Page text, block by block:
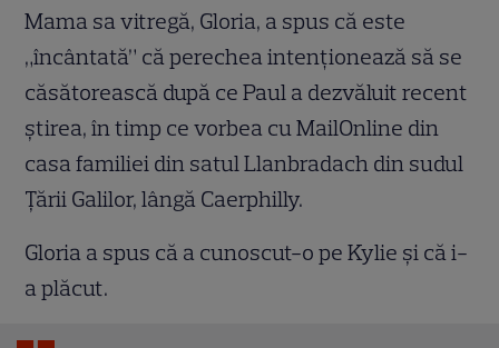
Mama sa vitregă, Gloria, a spus că este
„încântată” că perechea intenționează să se
căsătorească după ce Paul a dezvăluit recent
știrea, în timp ce vorbea cu MailOnline din
casa familiei din satul Llanbradach din sudul
Țării Galilor, lângă Caerphilly.
Gloria a spus că a cunoscut-o pe Kylie și că i-
a plăcut.